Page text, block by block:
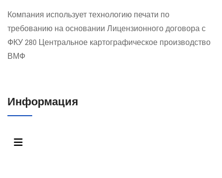
Компания использует технологию печати по
требованию на основании Лицензионного договора с
ФКУ 280 Центральное картографическое производство
ВМФ
Информация